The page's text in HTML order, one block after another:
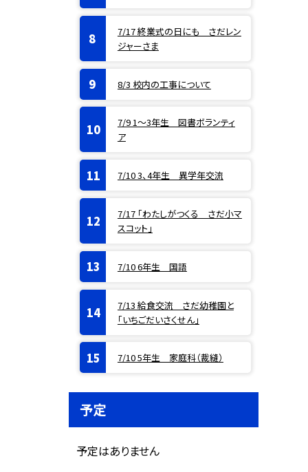
7/17 終業式の日にも さだレン
ジャーさま
8/3 校内の工事について
7/9 1〜3年生 図書ボランティ
ア
7/10 3、4年生 異学年交流
7/17 「わたしがつくる さだ小マ
スコット」
7/10 6年生 国語
7/13 給食交流 さだ幼稚園と
「いちごだいさくせん」
7/10 5年生 家庭科（裁縫）
予定
予定はありません